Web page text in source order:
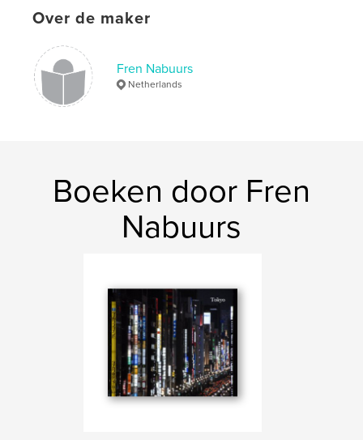
Over de maker
Fren Nabuurs
Netherlands
Boeken door Fren
Nabuurs